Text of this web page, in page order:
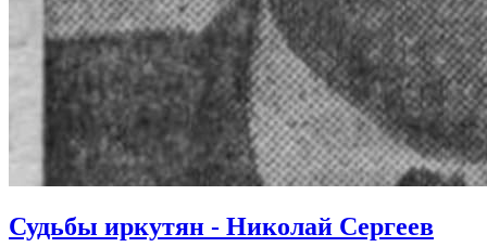
Судьбы иркутян - Николай Сергеев